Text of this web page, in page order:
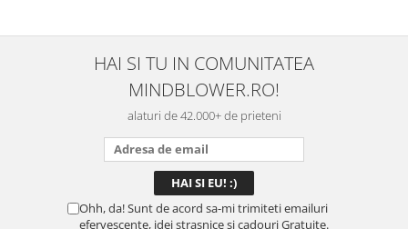
este sigură, fără scurgeri. O
folosesc aproape zilnic la
serviciu și sunt foarte
mulțumită.
HAI SI TU IN COMUNITATEA
MINDBLOWER.RO!
alaturi de 42.000+ de prieteni
Ohh, da! Sunt de acord sa-mi trimiteti emailuri
efervescente, idei strasnice si cadouri Gratuite.